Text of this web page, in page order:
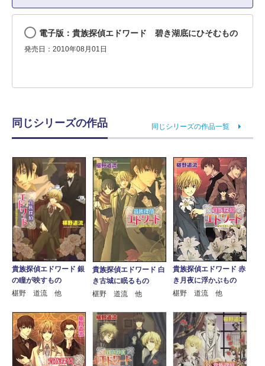
電子版：貴族探偵エドワード 碧き湖底にひそむもの
発売日：2010年08月01日
同じシリーズの作品 同じシリーズの作品一覧
貴族探偵エドワード 銀
の瞳が映すもの
椹野 道流 他
貴族探偵エドワード 白
き古城に眠るもの
椹野 道流 他
貴族探偵エドワード 赤
き月夜に浮かぶもの
椹野 道流 他